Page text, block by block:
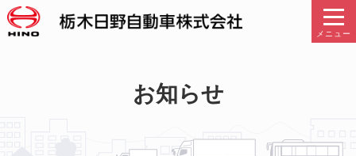
メニュー
お知らせ